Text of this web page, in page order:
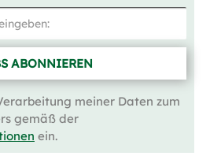
ABONNIEREN
meiner Daten zum
gemäß der
ein.